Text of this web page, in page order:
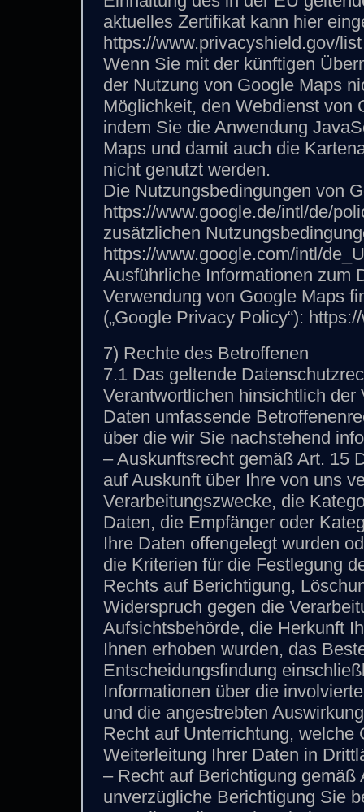
aktuelles Zertifikat kann hier
https://www.privacyshield.gov/list
Wenn Sie mit der künftigen
der Nutzung von Google Maps
Möglichkeit, den Webdienst von
indem Sie die Anwendung
Maps und damit auch die
nicht genutzt werden.
Die Nutzungsbedingungen von
https://www.google.de/intl/de/
zusätzlichen
https://www.google.com/intl/
Ausführliche Informationen zum
Verwendung von Google Maps
(„Google Privacy Policy“):
7) Rechte des Betroffenen
7.1 Das geltende
Verantwortlichen hinsichtlich
Daten umfassende
über die wir Sie nachstehend
– Auskunftsrecht gemäß Art. 15
auf Auskunft über Ihre von uns
Verarbeitungszwecke, die
Daten, die Empfänger oder
Ihre Daten offengelegt wurden
die Kriterien für die Festlegung
Rechts auf Berichtigung,
Widerspruch gegen die
Aufsichtsbehörde, die Herkunft
Ihnen erhoben wurden, das
Entscheidungsfindung
Informationen über die
und die angestrebten
Recht auf Unterrichtung,
Weiterleitung Ihrer Daten in
– Recht auf Berichtigung
unverzügliche Berichtigung Sie